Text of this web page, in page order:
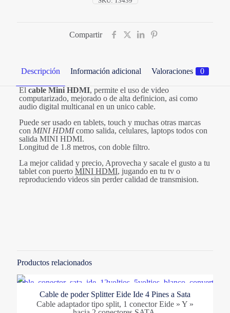
Compartir
Descripción Información adicional Valoraciones 0
El cable Mini HDMI, permite el uso de video
computarizado, mejorado o de alta definicion, asi como
audio digital multicanal en un unico cable.
Puede ser usado en tablets, touch y muchas otras marcas
con MINI HDMIcomo salida, celulares, laptops todos con
salida MINI HDMI.
Longitud de 1.8 metros, con doble filtro.
La mejor calidad y precio, Aprovecha y sacale el gusto a tu
tablet con puerto MINI HDMI, jugando en tu tv o
reproduciendo videos sin perder calidad de transmision.
Accesorios,Cables,Sistemas
Productos relacionados
Cable de poder Splitter Eide Ide 4 Pines a Sata
Cable adaptador tipo split, 1 conector Eide » Y »